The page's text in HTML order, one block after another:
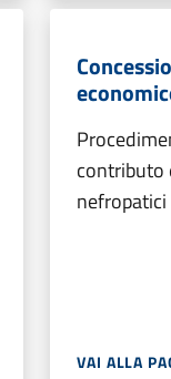
contributo
nefropatici
VAI ALLA